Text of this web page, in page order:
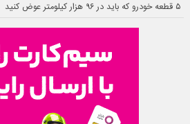
۵ قطعه خودرو که باید در ۹۶ هزار کیلومتر عوض کنید